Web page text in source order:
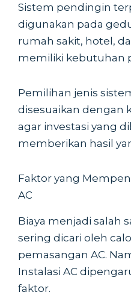
Sistem pendingin
digunakan pada
rumah sakit, hotel,
memiliki kebutuhan
Pemilihan jenis
disesuaikan dengan
agar investasi yang
memberikan hasil
Faktor yang
AC
Biaya menjadi salah
sering dicari oleh
pemasangan AC.
Instalasi AC
faktor.